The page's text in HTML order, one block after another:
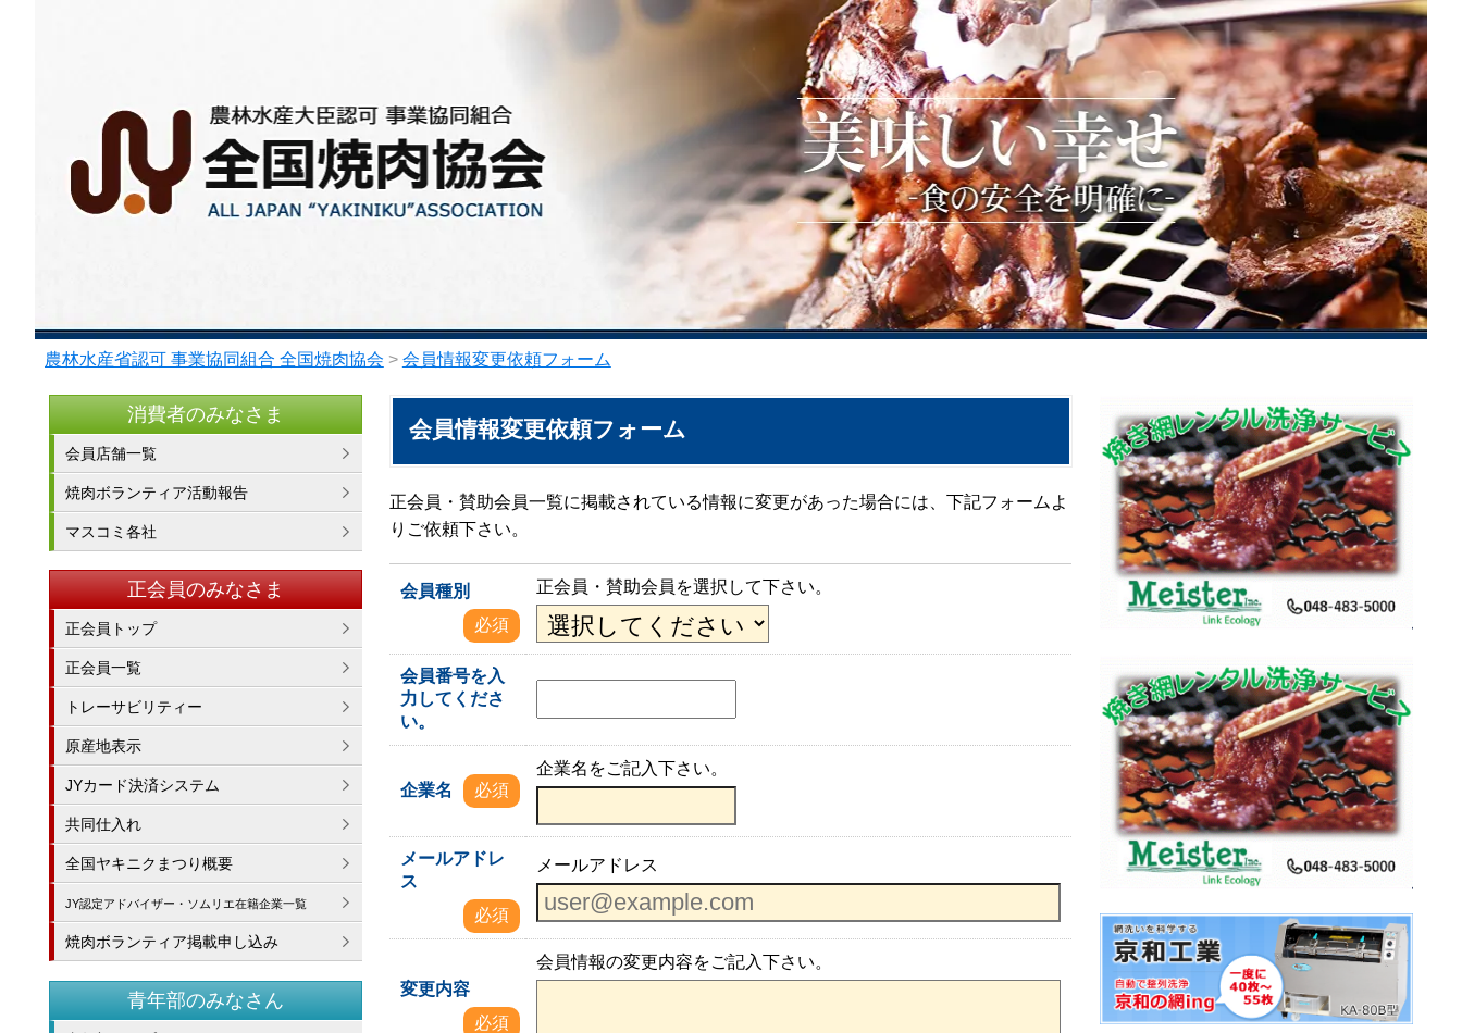
農林水産省認可 事業協同組合 全国焼肉協会 > 会員情報変更依頼フォーム
会員情報変更依頼フォーム
正会員・賛助会員一覧に掲載されている情報に変更があった場合には、下記フォームよ
りご依頼下さい。
会員種別
必須
正会員・賛助会員を選択して下さい。
会員番号を入
力してくださ
い。
企業名 必須
企業名をご記入下さい。
メールアドレ
ス
必須
メールアドレス
変更内容
必須
会員情報の変更内容をご記入下さい。
消費者のみなさま
会員店舗一覧
焼肉ボランティア活動報告
マスコミ各社
正会員のみなさま
正会員トップ
正会員一覧
トレーサビリティー
原産地表示
JYカード決済システム
共同仕入れ
全国ヤキニクまつり概要
JY認定アドバイザー・ソムリエ在籍企業一覧
焼肉ボランティア掲載申し込み
青年部のみなさん